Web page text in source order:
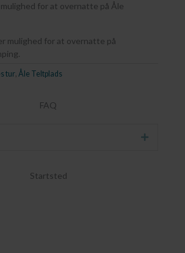
for at overnatte på Åle
mulighed for at overnatte på
tur Åle Teltplads
FAQ
Udvid
Startsted